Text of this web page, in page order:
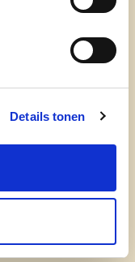
Details tonen